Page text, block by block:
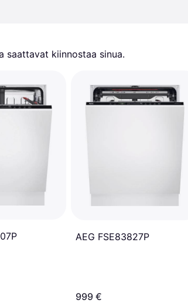
saattavat kiinnostaa sinua.
AEG FSE83827P
999 €